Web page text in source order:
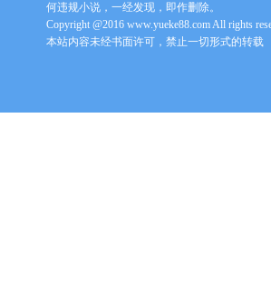
何违规小说，一经发现，即作删除。
Copyright @2016 www.yueke88.com All rights
本站内容未经书面许可，禁止一切形式的转载